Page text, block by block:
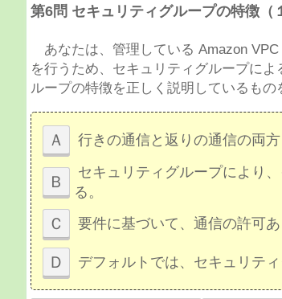
第6問 セキュリティグループの特徴（
あなたは、管理している Amazon
を行うため、セキュリティグループに
ループの特徴を正しく説明しているもの
Ａ 行きの通信と返りの通信の両
Ｂ
セキュリティグループにより
る。
Ｃ 要件に基づいて、通信の許可
Ｄ デフォルトでは、セキュリテ